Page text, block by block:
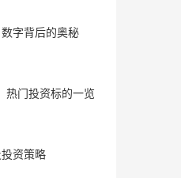
字背后的奥秘
热门投资标的一览
资策略